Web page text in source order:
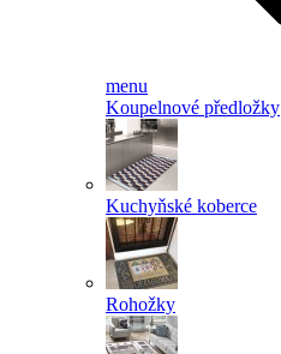
menu
Koupelnové předložky
Kuchyňské koberce
Rohožky